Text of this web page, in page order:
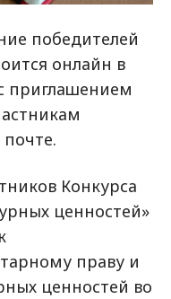
победителей
онлайн в
приглашением
Конкурса
ценностей»
праву и
ценностей во